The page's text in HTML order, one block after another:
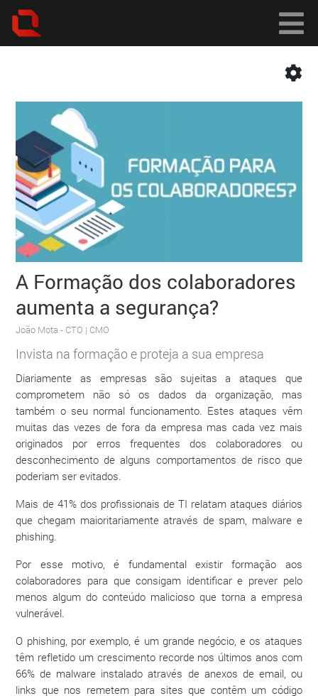
A Formação dos colaboradores
aumenta a segurança?
João Mota- CTO | CMO
Invista na formação e proteja a sua empresa
Diariamente as empresas são sujeitas a ataques que
comprometem não só os dados da organização, mas
também o seu normal funcionamento. Estes ataques vêm
muitas das vezes de fora da empresa mas cada vez mais
originados por erros frequentes dos colaboradores ou
desconhecimento de alguns comportamentos de risco que
poderiam ser evitados.
Mais de 41% dos profissionais de TI relatam ataques diários
que chegam maioritariamente através de spam, malware e
phishing.
Por esse motivo, é fundamental existir formação aos
colaboradores para que consigam identificar e prever pelo
menos algum do conteúdo malicioso que torna a empresa
vulnerável.
O phishing, por exemplo, é um grande negócio, e os ataques
têm refletido um crescimento recorde nos últimos anos com
66% de malware instalado através de anexos de email, ou
links que nos remetem para sites que contêm um código